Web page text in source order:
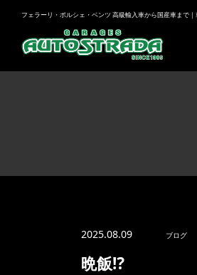
フェラーリ・ポルシェ・ベンツ 高級輸入車から国産車まで
2025.08.09 ブログ
晩飯⁉️